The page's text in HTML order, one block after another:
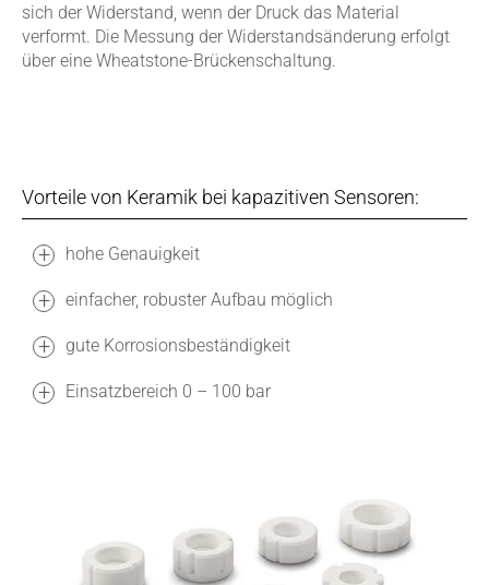
sich der Widerstand, wenn der Druck das Material
verformt. Die Messung der Widerstandsänderung erfolgt
über eine Wheatstone-Brückenschaltung.
Vorteile von Keramik bei kapazitiven Sensoren:
hohe Genauigkeit
einfacher, robuster Aufbau möglich
gute Korrosionsbeständigkeit
Einsatzbereich 0 – 100 bar